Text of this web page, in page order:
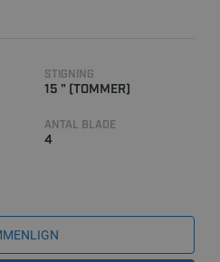
STIGNING
15 " (TOMMER)
ANTAL BLADE
4